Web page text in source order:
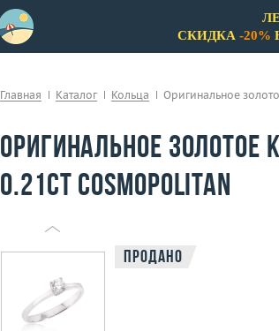
СКИДКА -20%
Главная Каталог Кольца Оригинальное
Оригинальное золотое
0.21ct Cosmopolitan
Продано